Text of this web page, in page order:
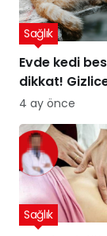
Evde kedi
dikkat!
yerleşen
görme
açıyor
Sağlık
4 ay önce
Sağlık